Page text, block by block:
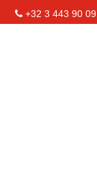
+32 3 443 90 09